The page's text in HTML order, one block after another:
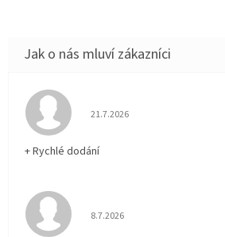
Hodnocení obchodu je 5 z 5
21.7.2026
+ Rychlé dodání
Hodnocení obchodu je 5 z 5
8.7.2026